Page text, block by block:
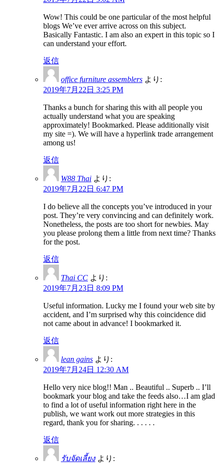
Wow! This could be one particular of the most helpful
blogs We’ve ever arrive across on this subject.
Basically Fantastic. I am also an expert in this topic so I
can understand your effort.
返信
office furniture assemblers より:
2019年7月22日 3:25 PM
Thanks a bunch for sharing this with all people you
actually understand what you are speaking
approximately! Bookmarked. Please additionally visit
my site =). We will have a hyperlink trade arrangement
among us!
返信
W88 Thai より:
2019年7月22日 6:47 PM
I do believe all the concepts you’ve introduced in your
post. They’re very convincing and can definitely work.
Nonetheless, the posts are too short for newbies. May
you please prolong them a little from next time? Thanks
for the post.
返信
Thai CC より:
2019年7月23日 8:09 PM
Useful information. Lucky me I found your web site by
accident, and I’m surprised why this coincidence did
not came about in advance! I bookmarked it.
返信
lean gains より:
2019年7月24日 12:30 AM
Hello very nice blog!! Man .. Beautiful .. Superb .. I’ll
bookmark your blog and take the feeds also…I am glad
to find a lot of useful information right here in the
publish, we want work out more strategies in this
regard, thank you for sharing. . . . . .
返信
รับจัดเลี้ยง より: